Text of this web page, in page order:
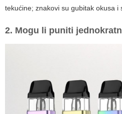
tekućine; znakovi su gubitak okusa i
2. Mogu li puniti